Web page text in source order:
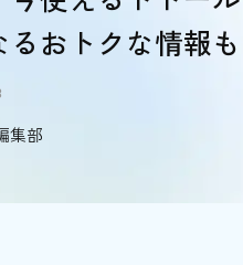
るおトクな情報
集部